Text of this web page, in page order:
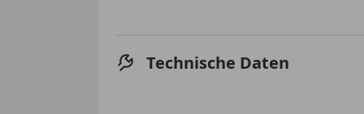
Technische Daten